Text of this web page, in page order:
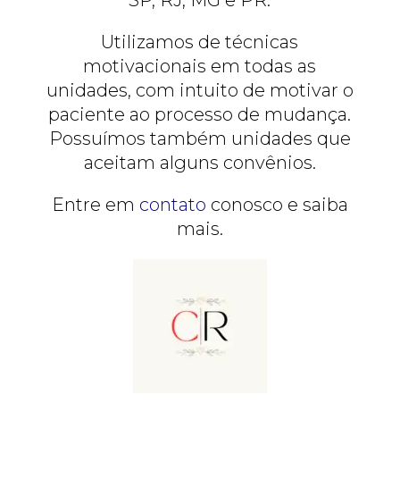
Utilizamos de técnicas
motivacionais em todas as
unidades, com intuito de motivar o
paciente ao processo de mudança.
Possuímos também unidades que
aceitam alguns convênios.
Entre em contato conosco e saiba
mais.